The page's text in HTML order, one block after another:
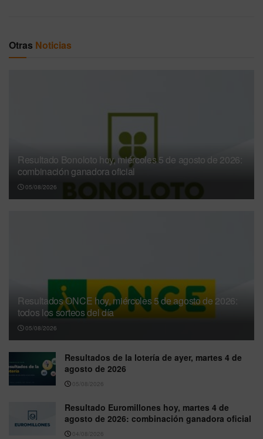
Otras Noticias
Resultado Bonoloto hoy, miércoles 5 de agosto de 2026:
combinación ganadora oficial
05/08/2026
Resultados ONCE hoy, miércoles 5 de agosto de 2026:
todos los sorteos del día
05/08/2026
Resultados de la lotería de ayer, martes 4 de
agosto de 2026
05/08/2026
Resultado Euromillones hoy, martes 4 de
agosto de 2026: combinación ganadora oficial
04/08/2026